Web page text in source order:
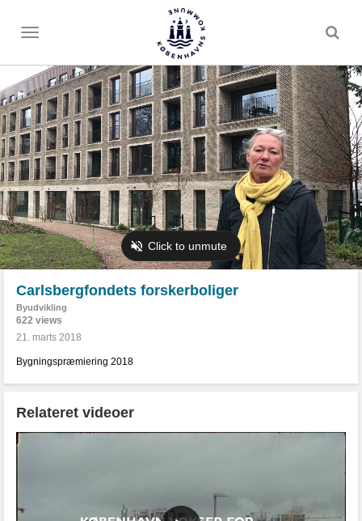
Toggle
Carlsbergfondets forskerboliger
Byudvikling
622 views
21. marts 2018
Bygningspræmiering 2018
Relateret videoer